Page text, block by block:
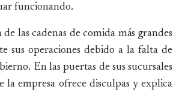
funcionando.
las cadenas de comida más grandes
sus operaciones debido a la falta de
En las puertas de sus sucursales
la empresa ofrece disculpas y explica